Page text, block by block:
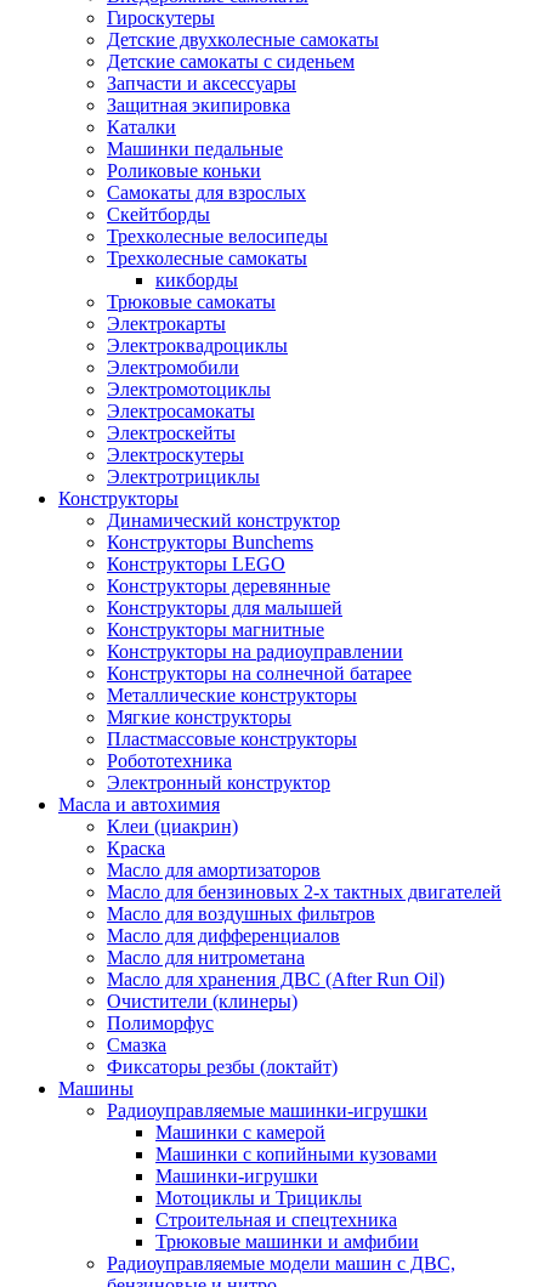
Гироскутеры
Детские двухколесные самокаты
Детские самокаты с сиденьем
Запчасти и аксессуары
Защитная экипировка
Каталки
Машинки педальные
Роликовые коньки
Самокаты для взрослых
Скейтборды
Трехколесные велосипеды
Трехколесные самокаты
кикборды
Трюковые самокаты
Электрокарты
Электроквадроциклы
Электромобили
Электромотоциклы
Электросамокаты
Электроскейты
Электроскутеры
Электротрициклы
Конструкторы
Динамический конструктор
Конструкторы Bunchems
Конструкторы LEGO
Конструкторы деревянные
Конструкторы для малышей
Конструкторы магнитные
Конструкторы на радиоуправлении
Конструкторы на солнечной батарее
Металлические конструкторы
Мягкие конструкторы
Пластмассовые конструкторы
Робототехника
Электронный конструктор
Масла и автохимия
Клеи (циакрин)
Краска
Масло для амортизаторов
Масло для бензиновых 2-х тактных двигателей
Масло для воздушных фильтров
Масло для дифференциалов
Масло для нитрометана
Масло для хранения ДВС (After Run Oil)
Очистители (клинеры)
Полиморфус
Смазка
Фиксаторы резбы (локтайт)
Машины
Радиоуправляемые машинки-игрушки
Машинки с камерой
Машинки с копийными кузовами
Машинки-игрушки
Мотоциклы и Трициклы
Строительная и спецтехника
Трюковые машинки и амфибии
Радиоуправляемые модели машин с ДВС,